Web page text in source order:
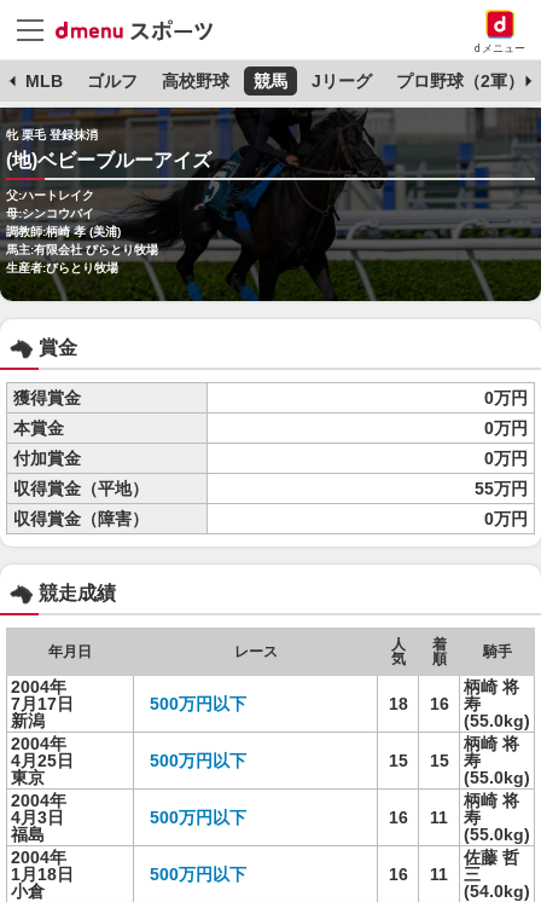
dメニュー
MLB ゴルフ 高校野球 競馬 Jリーグ プロ野球（2軍）
牝 栗毛 登録抹消
(地)ベビーブルーアイズ
父:ハートレイク
母:シンコウバイ
調教師:柄崎 孝 (美浦)
馬主:有限会社 びらとり牧場
生産者:びらとり牧場
賞金
獲得賞金
0万円
本賞金
0万円
付加賞金
0万円
収得賞金（平地）
55万円
収得賞金（障害）
0万円
競走成績
年月日 レース
人
気
着
順
騎手
2004年
7月17日
新潟
500万円以下 18 16
柄崎 将
寿
(55.0kg)
2004年
4月25日
東京
500万円以下 15 15
柄崎 将
寿
(55.0kg)
2004年
4月3日
福島
500万円以下 16 11
柄崎 将
寿
(55.0kg)
2004年
1月18日
小倉
500万円以下 16 11
佐藤 哲
三
(54.0kg)